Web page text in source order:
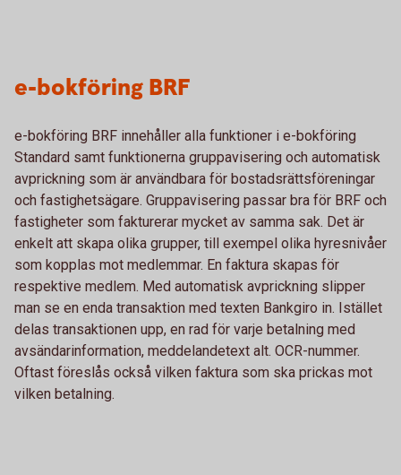
e-bokföring BRF
e-bokföring BRF innehåller alla funktioner i e-bokföring
Standard samt funktionerna gruppavisering och automatisk
avprickning som är användbara för bostadsrättsföreningar
och fastighetsägare. Gruppavisering passar bra för BRF och
fastigheter som fakturerar mycket av samma sak. Det är
enkelt att skapa olika grupper, till exempel olika hyresnivåer
som kopplas mot medlemmar. En faktura skapas för
respektive medlem. Med automatisk avprickning slipper
man se en enda transaktion med texten Bankgiro in. Istället
delas transaktionen upp, en rad för varje betalning med
avsändarinformation, meddelandetext alt. OCR-nummer.
Oftast föreslås också vilken faktura som ska prickas mot
vilken betalning.